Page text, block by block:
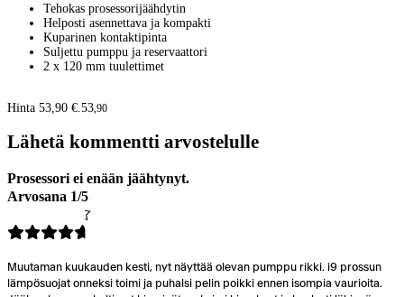
Tehokas prosessorijäähdytin
Helposti asennettava ja kompakti
Kuparinen kontaktipinta
Suljettu pumppu ja reservaattori
2 x 120 mm tuulettimet
Hinta 53,90 €. 53,90
Lähetä kommentti arvostelulle
Prosessori ei enään jäähtynyt.
Arvosana 1/5
Muutaman kuukauden kesti, nyt näyttää olevan pumppu rikki. i9 prossun
lämpösuojat onneksi toimi ja puhalsi pelin poikki ennen isompia vaurioita.